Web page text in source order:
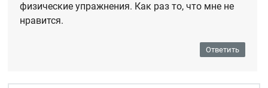
физические упражнения. Как раз то, что мне не
нравится.
Ответить